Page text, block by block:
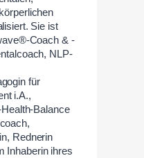
Sie ist
Coach & -
NLP-
für
i.A.,
Balance
Rednerin
Inhaberin ihres